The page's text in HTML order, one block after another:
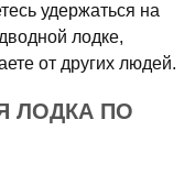
удержаться на
лодке,
от других людей.
ЛОДКА ПО